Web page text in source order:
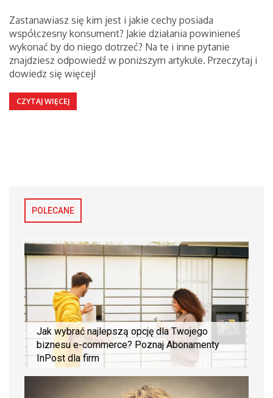
Zastanawiasz się kim jest i jakie cechy posiada
współczesny konsument? Jakie działania powinieneś
wykonać by do niego dotrzeć? Na te i inne pytanie
znajdziesz odpowiedź w poniższym artykule. Przeczytaj i
dowiedz się więcej!
CZYTAJ WIĘCEJ
POLECANE
Jak wybrać najlepszą opcję dla Twojego
biznesu e-commerce? Poznaj Abonamenty
InPost dla firm